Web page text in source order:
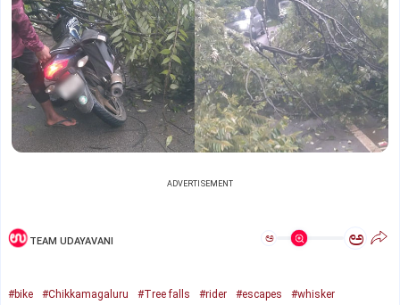
ADVERTISEMENT
TEAM UDAYAVANI ಅ ಅ
#bike #Chikkamagaluru #Tree falls #rider #escapes #whisker